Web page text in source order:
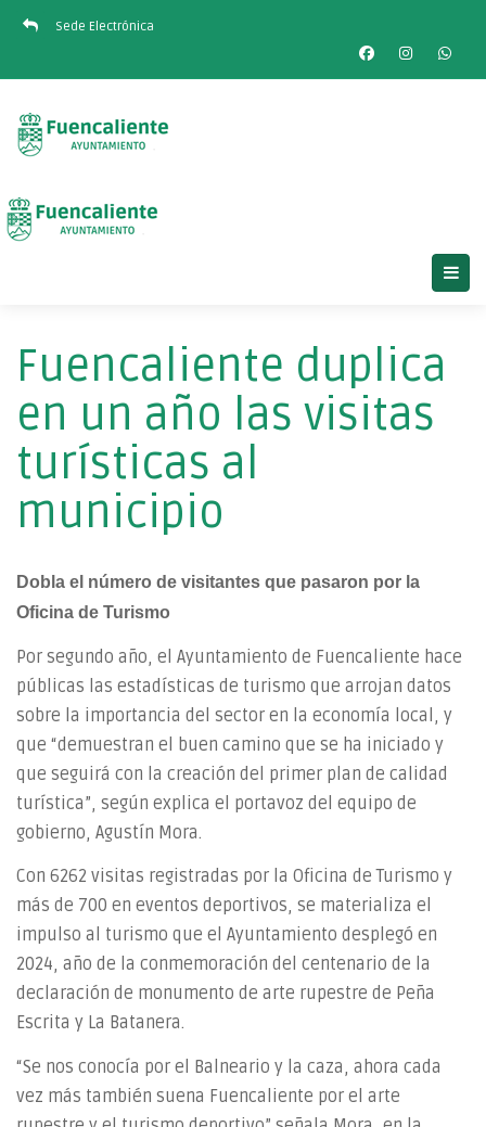
Sede Electrónica
Fuencaliente duplica
en un año las visitas
turísticas al
municipio
Dobla el número de visitantes que pasaron por la
Oficina de Turismo
Por segundo año, el Ayuntamiento de Fuencaliente hace
públicas las estadísticas de turismo que arrojan datos
sobre la importancia del sector en la economía local, y
que “demuestran el buen camino que se ha iniciado y
que seguirá con la creación del primer plan de calidad
turística”, según explica el portavoz del equipo de
gobierno, Agustín Mora.
Con 6262 visitas registradas por la Oficina de Turismo y
más de 700 en eventos deportivos, se materializa el
impulso al turismo que el Ayuntamiento desplegó en
2024, año de la conmemoración del centenario de la
declaración de monumento de arte rupestre de Peña
Escrita y La Batanera.
“Se nos conocía por el Balneario y la caza, ahora cada
vez más también suena Fuencaliente por el arte